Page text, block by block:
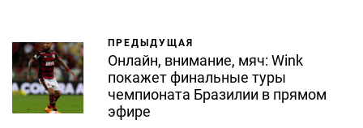
ПРЕДЫДУЩАЯ
Онлайн, внимание, мяч: Wink
покажет финальные туры
чемпионата Бразилии в прямом
эфире